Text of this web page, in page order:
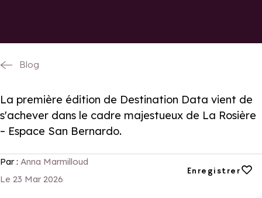
Blog
La première édition de Destination Data vient de
s'achever dans le cadre majestueux de La Rosière
– Espace San Bernardo.
Par : Anna Marmilloud
Le 23 Mar 2026
Enregistrer
Ajouter aux